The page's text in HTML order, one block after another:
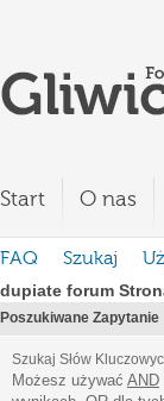
Start O nas
FAQ Szukaj
dupiate forum
Poszukiwane Zapytanie
Szukaj Słów
Możesz używać AND